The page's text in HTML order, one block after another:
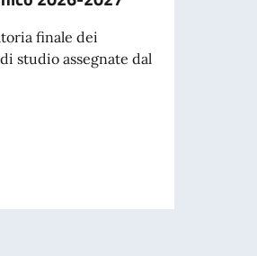
finale dei
studio assegnate dal
di studio MAECI per l’anno accademico